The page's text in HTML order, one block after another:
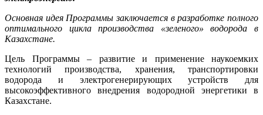
Основная идея Программы заключается в разработке полного
оптимального цикла производства «зеленого» водорода в
Казахстане.
Цель Программы – развитие и применение наукоемких
технологий производства, хранения, транспортировки
водорода и электрогенерирующих устройств для
высокоэффективного внедрения водородной энергетики в
Казахстане.